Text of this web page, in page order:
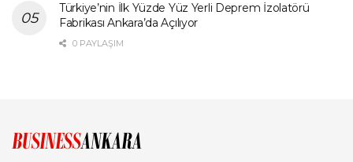
Türkiye’nin İlk Yüzde Yüz Yerli Deprem İzolatörü
Fabrikası Ankara’da Açılıyor
0 PAYLAŞIM